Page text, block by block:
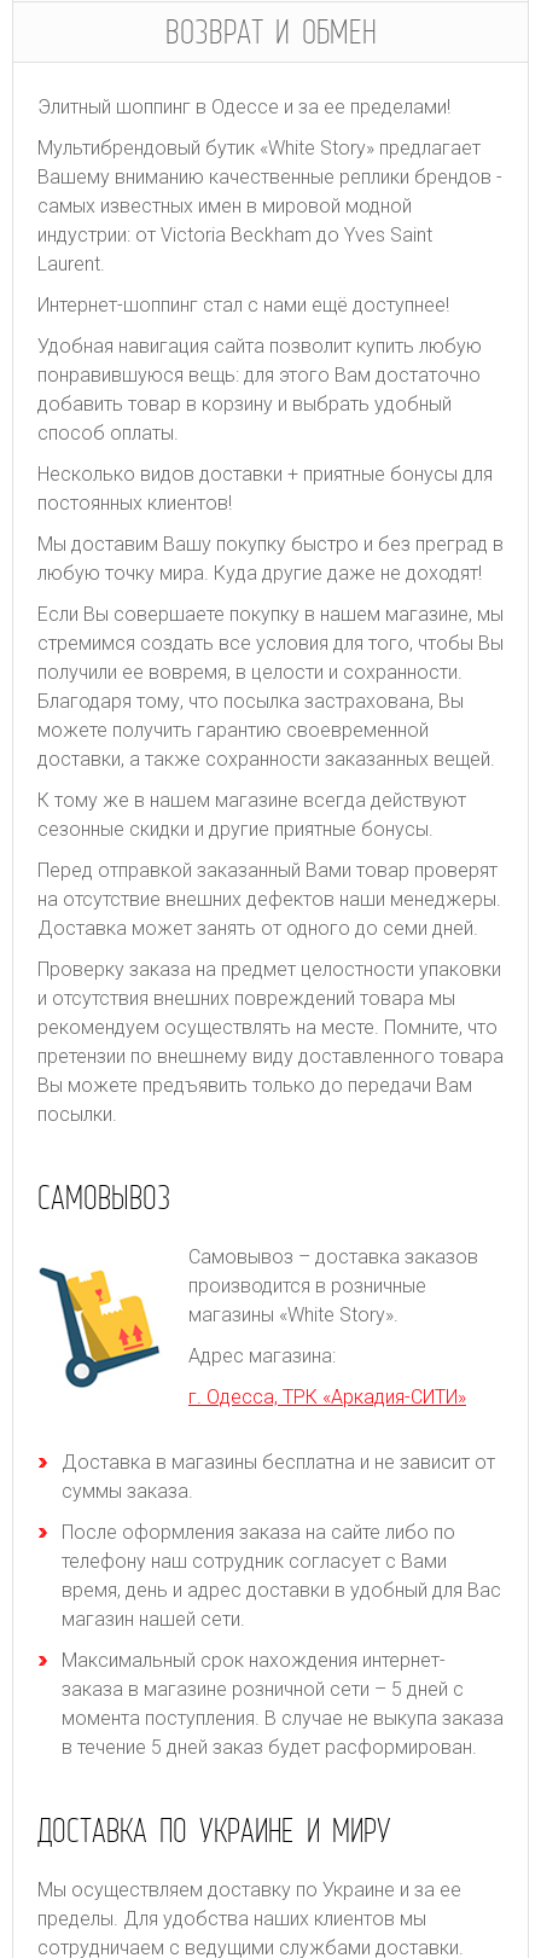
ВОЗВРАТ И ОБМЕН
Элитный шоппинг в Одессе и за ее пределами!
Мультибрендовый бутик «White Story» предлагает
Вашему вниманию качественные реплики брендов -
самых известных имен в мировой модной
индустрии: от Victoria Beckham до Yves Saint
Laurent.
Интернет-шоппинг стал с нами ещё доступнее!
Удобная навигация сайта позволит купить любую
понравившуюся вещь: для этого Вам достаточно
добавить товар в корзину и выбрать удобный
способ оплаты.
Несколько видов доставки + приятные бонусы для
постоянных клиентов!
Мы доставим Вашу покупку быстро и без преград в
любую точку мира. Куда другие даже не доходят!
Если Вы совершаете покупку в нашем магазине, мы
стремимся создать все условия для того, чтобы Вы
получили ее вовремя, в целости и сохранности.
Благодаря тому, что посылка застрахована, Вы
можете получить гарантию своевременной
доставки, а также сохранности заказанных вещей.
К тому же в нашем магазине всегда действуют
сезонные скидки и другие приятные бонусы.
Перед отправкой заказанный Вами товар проверят
на отсутствие внешних дефектов наши менеджеры.
Доставка может занять от одного до семи дней.
Проверку заказа на предмет целостности упаковки
и отсутствия внешних повреждений товара мы
рекомендуем осуществлять на месте. Помните, что
претензии по внешнему виду доставленного товара
Вы можете предъявить только до передачи Вам
посылки.
САМОВЫВОЗ
Самовывоз – доставка заказов
производится в розничные
магазины «White Story».
Адрес магазина:
г. Одесса, ТРК «Аркадия-СИТИ»
Доставка в магазины бесплатна и не зависит от
суммы заказа.
После оформления заказа на сайте либо по
телефону наш сотрудник согласует с Вами
время, день и адрес доставки в удобный для Вас
магазин нашей сети.
Максимальный срок нахождения интернет-
заказа в магазине розничной сети – 5 дней с
момента поступления. В случае не выкупа заказа
в течение 5 дней заказ будет расформирован.
ДОСТАВКА ПО УКРАИНЕ И МИРУ
Мы осуществляем доставку по Украине и за ее
пределы. Для удобства наших клиентов мы
сотрудничаем с ведущими службами доставки.